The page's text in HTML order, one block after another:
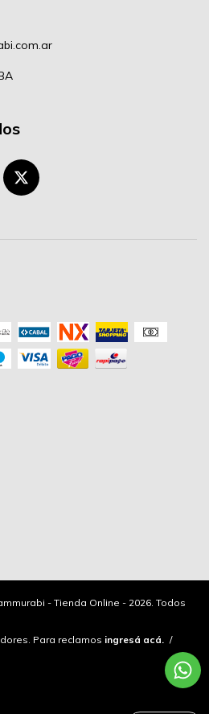
- Tienda Online - 2026. Todos
Para reclamos ingresá acá. /